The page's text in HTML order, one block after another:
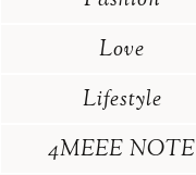
Love
Lifestyle
4MEEE NOTE